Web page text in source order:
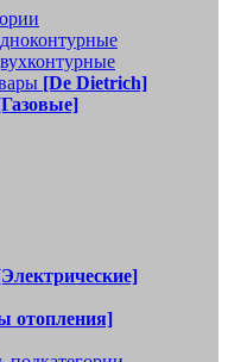
[De Dietrich]
отопления]